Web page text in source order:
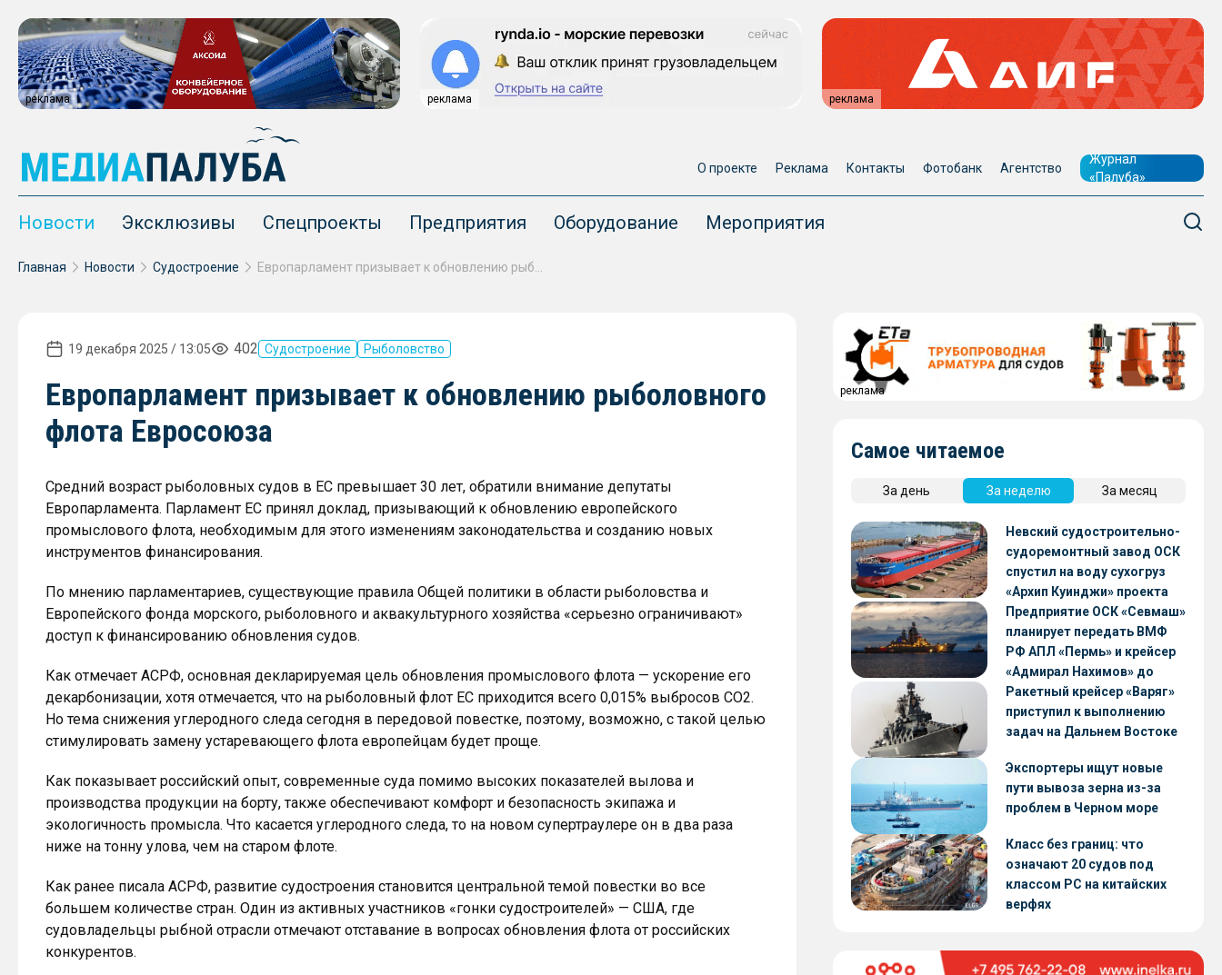
реклама реклама реклама
О проекте Реклама Контакты Фотобанк Агентство
Журнал
«Палуба»
Новости Эксклюзивы Спецпроекты Предприятия Оборудование Мероприятия
Главная Новости Судостроение
19 декабря 2025 / 13:05 402 Судостроение Рыболовство
Европарламент призывает к обновлению рыболовного
флота Евросоюза
Средний возраст рыболовных судов в ЕС превышает 30 лет, обратили внимание депутаты
Европарламента. Парламент ЕС принял доклад, призывающий к обновлению европейского
промыслового флота, необходимым для этого изменениям законодательства и созданию новых
инструментов финансирования.
По мнению парламентариев, существующие правила Общей политики в области рыболовства и
Европейского фонда морского, рыболовного и аквакультурного хозяйства «серьезно ограничивают»
доступ к финансированию обновления судов.
Как отмечает АСРФ, основная декларируемая цель обновления промыслового флота — ускорение его
декарбонизации, хотя отмечается, что на рыболовный флот ЕС приходится всего 0,015% выбросов CO2.
Но тема снижения углеродного следа сегодня в передовой повестке, поэтому, возможно, с такой целью
стимулировать замену устаревающего флота европейцам будет проще.
Как показывает российский опыт, современные суда помимо высоких показателей вылова и
производства продукции на борту, также обеспечивают комфорт и безопасность экипажа и
экологичность промысла. Что касается углеродного следа, то на новом супертраулере он в два раза
ниже на тонну улова, чем на старом флоте.
Как ранее писала АСРФ, развитие судостроения становится центральной темой повестки во все
большем количестве стран. Один из активных участников «гонки судостроителей» — США, где
судовладельцы рыбной отрасли отмечают отставание в вопросах обновления флота от российских
конкурентов.
реклама
Самое читаемое
За день За неделю За месяц
Невский судостроительно-
судоремонтный завод ОСК
спустил на воду сухогруз
«Архип Куинджи» проекта
RSD59
Предприятие ОСК «Севмаш»
планирует передать ВМФ
РФ АПЛ «Пермь» и крейсер
«Адмирал Нахимов» до
конца 2026 года
Ракетный крейсер «Варяг»
приступил к выполнению
задач на Дальнем Востоке
Экспортеры ищут новые
пути вывоза зерна из-за
проблем в Черном море
Класс без границ: что
означают 20 судов под
классом РС на китайских
верфях